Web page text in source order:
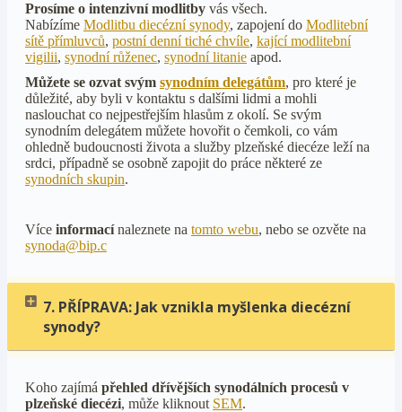
Prosíme o intenzivní modlitby vás všech.
Nabízíme Modlitbu diecézní synody, zapojení do Modlitební
sítě přímluvců, postní denní tiché chvíle, kající modlitební
vigilii, synodní růženec, synodní litanie apod.
Můžete se ozvat svým synodním delegátům, pro které je
důležité, aby byli v kontaktu s dalšími lidmi a mohli
naslouchat co nejpestřejším hlasům z okolí. Se svým
synodním delegátem můžete hovořit o čemkoli, co vám
ohledně budoucnosti života a služby plzeňské diecéze leží na
srdci, případně se osobně zapojit do práce některé ze
synodních skupin.
Více informacínaleznete na tomto webu, nebo se ozvěte na
synoda@bip.c
7. PŘÍPRAVA: Jak vznikla myšlenka diecézní
synody?
Koho zajímá přehled dřívějších synodálních procesů v
plzeňské diecézi, může kliknout SEM.